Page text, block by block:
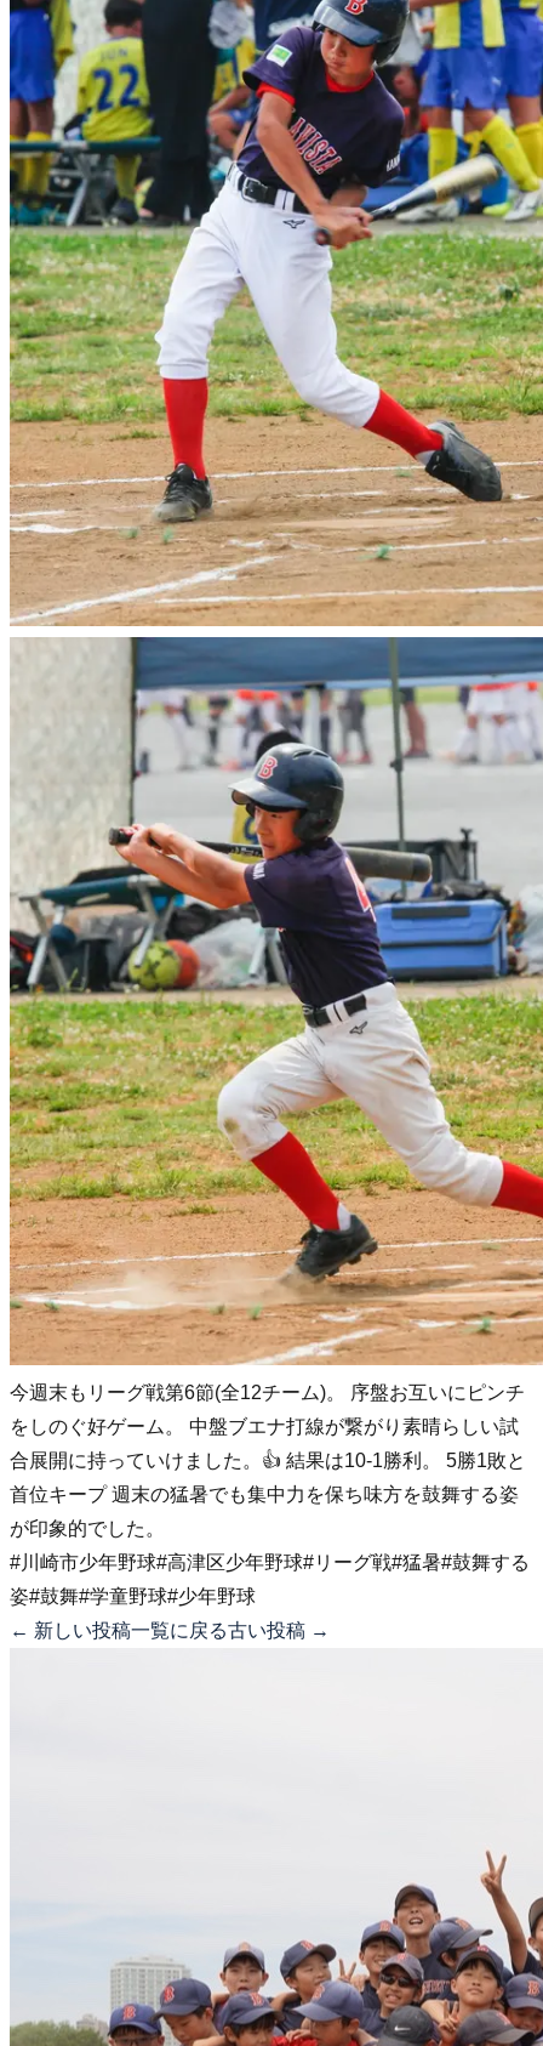
今週末もリーグ戦第6節(全12チーム)。 序盤お互いにピンチ
をしのぐ好ゲーム。 中盤ブエナ打線が繋がり素晴らしい試
合展開に持っていけました。👍 結果は10-1勝利。 5勝1敗と
首位キープ 週末の猛暑でも集中力を保ち味方を鼓舞する姿
が印象的でした。
#川崎市少年野球#高津区少年野球#リーグ戦#猛暑#鼓舞する
姿#鼓舞#学童野球#少年野球
← 新しい投稿一覧に戻る古い投稿 →